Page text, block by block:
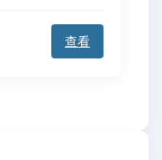
查看